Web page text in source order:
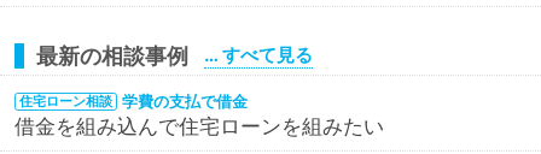
最新の相談事例 … すべて見る
住宅ローン相談 学費の支払で借金
借金を組み込んで住宅ローンを組みたい